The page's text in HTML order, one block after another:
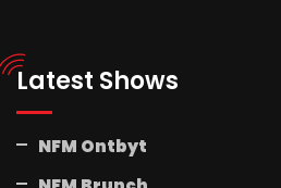
Latest Shows
NFM Ontbyt